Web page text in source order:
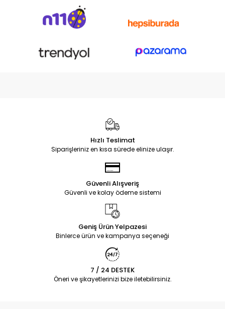
Hızlı Teslimat
Siparişleriniz en kısa sürede elinize ulaşır.
Güvenli Alışveriş
Güvenli ve kolay ödeme sistemi
Geniş Ürün Yelpazesi
Binlerce ürün ve kampanya seçeneği
7 / 24 DESTEK
Öneri ve şikayetlerinizi bize iletebilirsiniz.